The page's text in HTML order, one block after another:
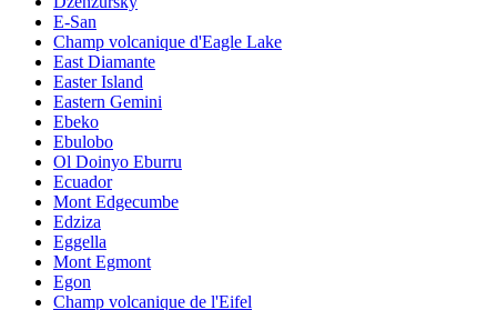
E-San
Champ volcanique d'Eagle Lake
East Diamante
Easter Island
Eastern Gemini
Ebeko
Ebulobo
Ol Doinyo Eburru
Ecuador
Mont Edgecumbe
Edziza
Eggella
Mont Egmont
Egon
Champ volcanique de l'Eifel